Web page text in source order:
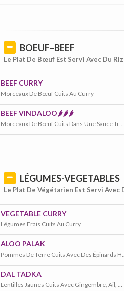
BOEUF–BEEF
Le Plat De Bœuf Est Servi Avec Du
BEEF CURRY
Morceaux De Bœuf Cuits Au Curry
BEEF VINDALOO🌶️🌶️🌶️
Morceaux De Bœuf Cuits Dans Une Sauce Très Piquante Avec Menthe, Jus De Citron
LÉGUMES-VEGETABLES
Le Plat De Végétarien Est Servi Avec
VEGETABLE CURRY
Légumes Frais Cuits Au Curry
ALOO PALAK
Pommes De
DAL TADKA
Lentilles Jaunes Cuits Avec Gingembre, Ail, Oignons